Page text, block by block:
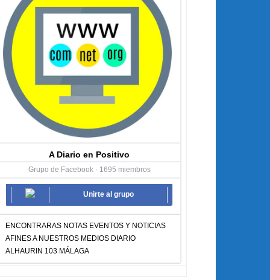
A Diario en Positivo
Grupo de Facebook · 1695 miembros
Unirte al grupo
ENCONTRARAS NOTAS EVENTOS Y NOTICIAS
AFINES A NUESTROS MEDIOS DIARIO
ALHAURIN 103 MÁLAGA